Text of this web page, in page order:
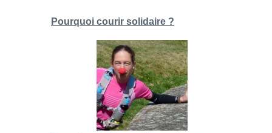
Pourquoi courir solidaire ?